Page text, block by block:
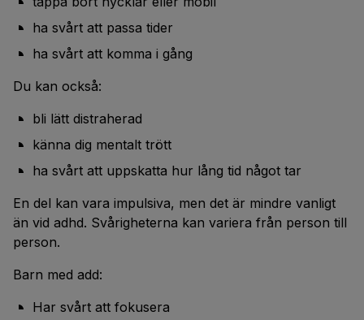
ha svårt att passa tider
ha svårt att komma i gång
Du kan också:
bli lätt distraherad
känna dig mentalt trött
ha svårt att uppskatta hur lång tid något tar
En del kan vara impulsiva, men det är mindre vanligt
än vid adhd. Svårigheterna kan variera från person till
person.
Barn med add:
Har svårt att fokusera